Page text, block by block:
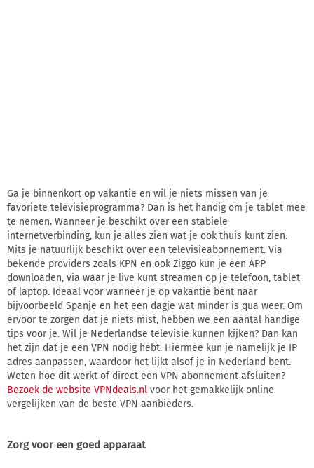
Ga je binnenkort op vakantie en wil je niets missen van je
favoriete televisieprogramma? Dan is het handig om je tablet mee
te nemen. Wanneer je beschikt over een stabiele
internetverbinding, kun je alles zien wat je ook thuis kunt zien.
Mits je natuurlijk beschikt over een televisieabonnement. Via
bekende providers zoals KPN en ook Ziggo kun je een APP
downloaden, via waar je live kunt streamen op je telefoon, tablet
of laptop. Ideaal voor wanneer je op vakantie bent naar
bijvoorbeeld Spanje en het een dagje wat minder is qua weer. Om
ervoor te zorgen dat je niets mist, hebben we een aantal handige
tips voor je. Wil je Nederlandse televisie kunnen kijken? Dan kan
het zijn dat je een VPN nodig hebt. Hiermee kun je namelijk je IP
adres aanpassen, waardoor het lijkt alsof je in Nederland bent.
Weten hoe dit werkt of direct een VPN abonnement afsluiten?
Bezoek de website VPNdeals.nl voor het gemakkelijk online
vergelijken van de beste VPN aanbieders.
Zorg voor een goed apparaat